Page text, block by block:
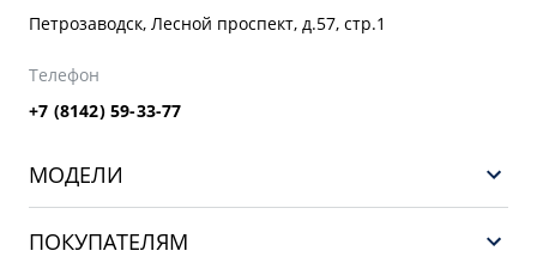
Петрозаводск, Лесной проспект, д.57, стр.1
Телефон
+7 (8142) 59-33-77
МОДЕЛИ
ПОКУПАТЕЛЯМ